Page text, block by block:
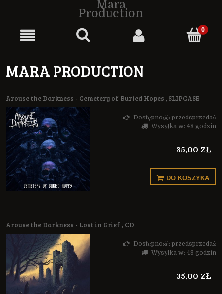
Mara
Production
MARA PRODUCTION
Arouse the Darkness - Cemetery of Buried Hopes , SLIPCASE
Dostępność: przedsprzedaż
Wysyłka w: 48 godzin
35,00 ZŁ
DO KOSZYKA
Arouse the Darkness - Lost in Grief , CD
Dostępność: przedsprzedaż
Wysyłka w: 48 godzin
35,00 ZŁ